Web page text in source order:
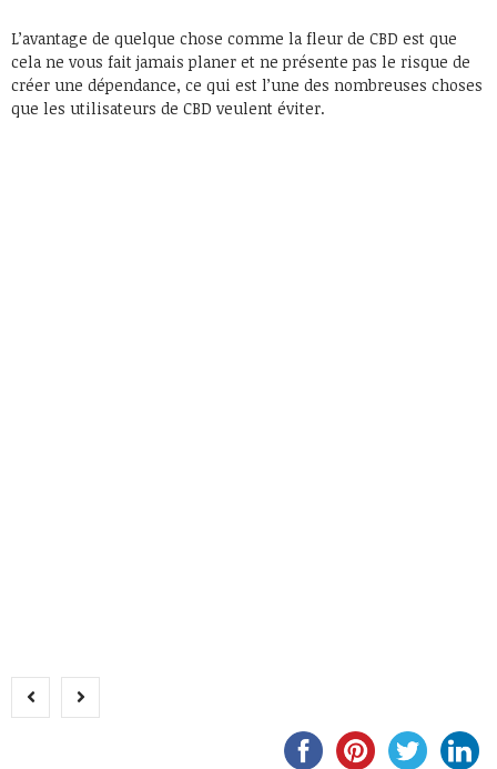
L’avantage de quelque chose comme la fleur de CBD est que
cela ne vous fait jamais planer et ne présente pas le risque de
créer une dépendance, ce qui est l’une des nombreuses choses
que les utilisateurs de CBD veulent éviter.